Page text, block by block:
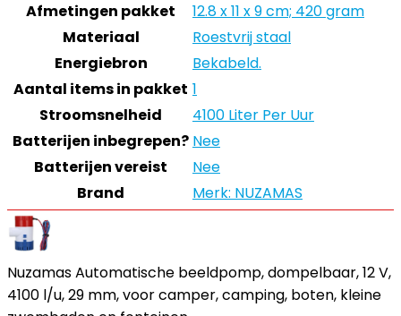
Afmetingen pakket
‎12.8 x 11 x 9 cm; 420 gram
Materiaal
‎Roestvrij staal
Energiebron
‎Bekabeld.
Aantal items in pakket ‎1
Stroomsnelheid
‎4100 Liter Per Uur
Batterijen inbegrepen? ‎Nee
Batterijen vereist
‎Nee
Brand
Merk: NUZAMAS
Nuzamas Automatische beeldpomp, dompelbaar, 12 V,
4100 l/u, 29 mm, voor camper, camping, boten, kleine